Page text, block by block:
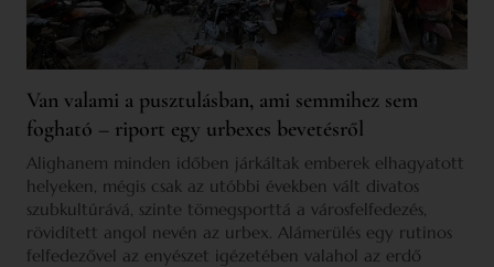
Van valami a pusztulásban, ami semmihez sem
fogható – riport egy urbexes bevetésről
Alighanem minden időben járkáltak emberek elhagyatott
helyeken, mégis csak az utóbbi években vált divatos
szubkultúrává, szinte tömegsporttá a városfelfedezés,
rövidített angol nevén az urbex. Alámerülés egy rutinos
felfedezővel az enyészet igézetében valahol az erdő